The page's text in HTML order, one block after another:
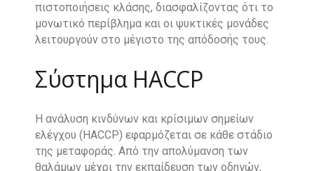
πιστοποιήσεις κλάσης, διασφαλίζοντας ότι το
μονωτικό περίβλημα και οι ψυκτικές μονάδες
λειτουργούν στο μέγιστο της απόδοσής τους.
Σύστημα HACCP
Η ανάλυση κινδύνων και κρίσιμων σημείων
ελέγχου (HACCP) εφαρμόζεται σε κάθε στάδιο
της μεταφοράς. Από την απολύμανση των
θαλάμων μέχρι την εκπαίδευση των οδηγών,